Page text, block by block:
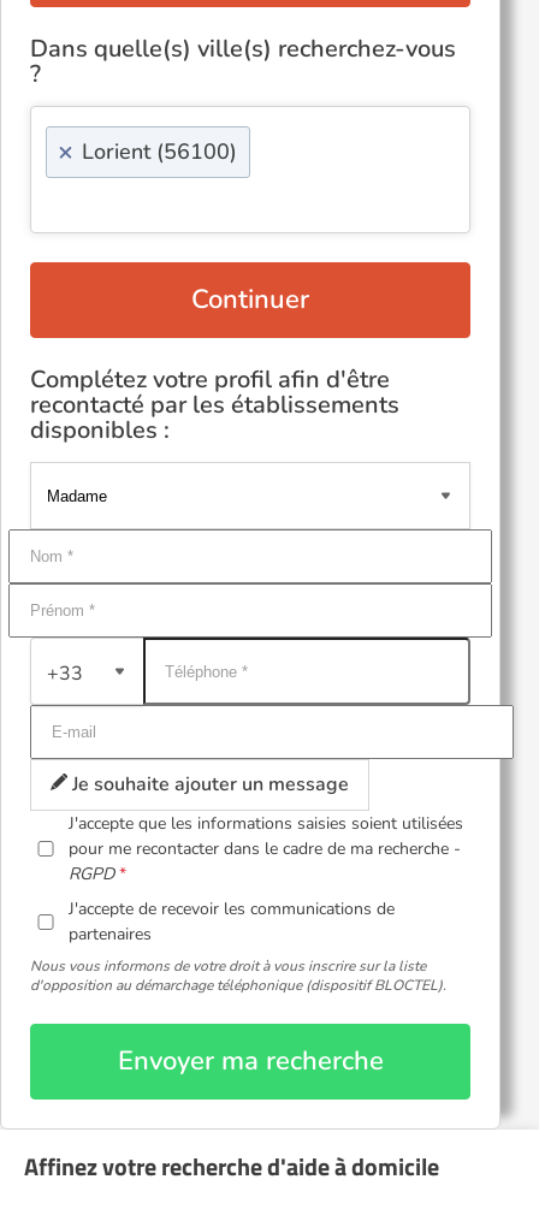
Dans quelle(s) ville(s) recherchez-vous
?
× Lorient (56100)
Continuer
Complétez votre profil afin d'être
recontacté par les établissements
disponibles :
+33
Je souhaite ajouter un message
J'accepte que les informations saisies soient utilisées
pour me recontacter dans le cadre de ma recherche -
RGPD
J'accepte de recevoir les communications de
partenaires
Nous vous informons de votre droit à vous inscrire sur la liste
d'opposition au démarchage téléphonique (dispositif BLOCTEL).
Envoyer ma recherche
Affinez votre recherche d'aide à domicile